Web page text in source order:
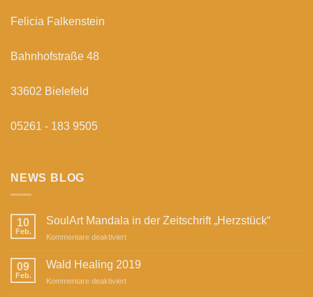
Felicia Falkenstein
Bahnhofstraße 48
33602 Bielefeld
05261 - 183 9505
NEWS BLOG
10
Feb.
SoulArt Mandala in der Zeitschrift „Herzstück“
Kommentare deaktiviertfür
Mandala
der
09
Feb.
Wald Healing 2019
Kommentare deaktiviertfür